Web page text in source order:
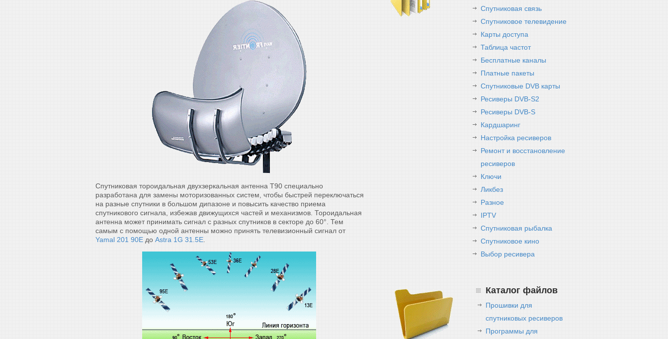
Спутниковая тороидальная двухзеркальная антенна T90 специально
разработана для замены моторизованных систем, чтобы быстрей переключаться
на разные спутники в большом дипазоне и повысить качество приема
спутникового сигнала, избежав движущихся частей и механизмов. Тороидальная
антенна может принимать сигнал с разных спутников в секторе до 60°. Тем
самым с помощью одной антенны можно принять телевизионный сигнал от
Yamal 201 90E до Astra 1G 31.5E
Спутниковая связь
Спутниковое телевидение
Карты доступа
Таблица частот
Бесплатные каналы
Платные пакеты
Спутниковые DVB карты
Ресиверы DVB-S2
Ресиверы DVB-S
Кардшаринг
Настройка ресиверов
Ремонт и восстановление
ресиверов
Ключи
Ликбез
Разное
IPTV
Спутниковая рыбалка
Спутниковое кино
Выбор ресивера
Каталог файлов
Прошивки для
спутниковых ресиверов
Программы для